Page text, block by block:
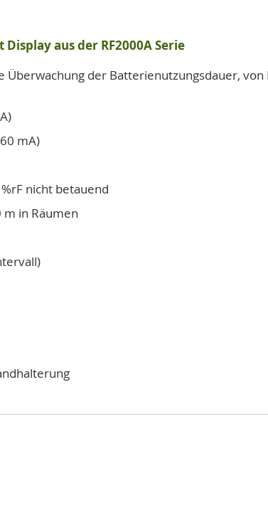
aus der RF2000A Serie
der Batterienutzungsdauer,
mA)
nicht betauend
m in Räumen